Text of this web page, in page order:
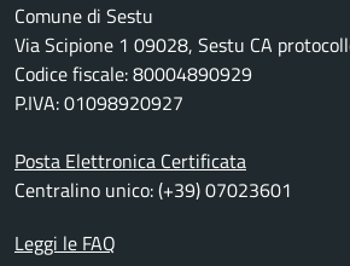
Comune di Sestu
Via Scipione 1 09028, Sestu CA
Codice fiscale: 80004890929
P.IVA: 01098920927
Posta Elettronica Certificata
Centralino unico: (+39) 07023601
Leggi le FAQ